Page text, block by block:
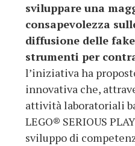
sviluppare una
consapevolezza
diffusione delle
strumenti per
l’iniziativa ha
innovativa che,
attività laboratoriali
LEGO® SERIOUS
sviluppo di